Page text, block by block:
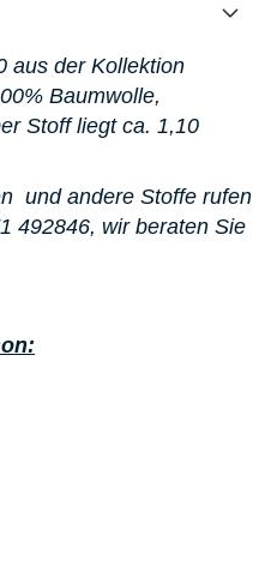
aus der Kollektion
Baumwolle,
er Stoff liegt ca. 1,10
und andere Stoffe rufen
492846, wir beraten Sie